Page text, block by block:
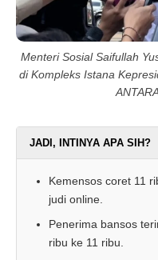
Menteri Sosial Saifullah
di Kompleks Istana
JADI, INTINYA APA SIH?
Kemensos coret 11
judi online.
Penerima bansos
ribu ke 11 ribu.